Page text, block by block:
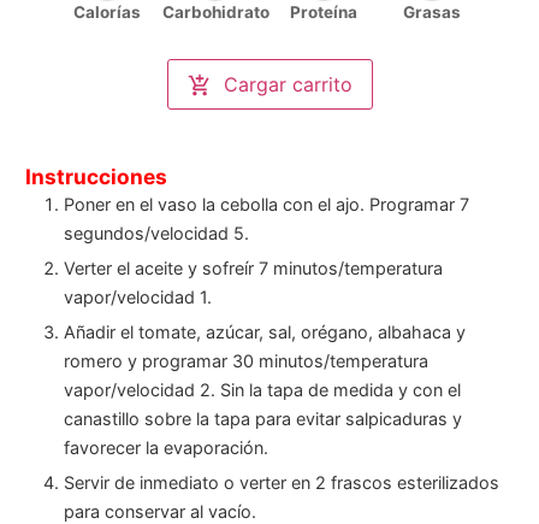
Calorías Carbohidrato Proteína Grasas
Nutrición por porción(2)
Calorías 300/2000kcal
Carbohidrato
27/250gr
Cargar carrito
Instrucciones
Poner en el vaso la cebolla con el ajo. Programar 7
segundos/velocidad 5.
Verter el aceite y sofreír 7 minutos/temperatura
vapor/velocidad 1.
Añadir el tomate, azúcar, sal, orégano, albahaca y
romero y programar 30 minutos/temperatura
vapor/velocidad 2. Sin la tapa de medida y con el
canastillo sobre la tapa para evitar salpicaduras y
favorecer la evaporación.
Servir de inmediato o verter en 2 frascos esterilizados
para conservar al vacío.